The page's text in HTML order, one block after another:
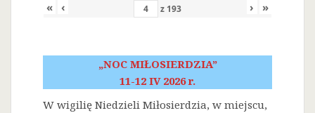
« ‹ z 193 › »
„NOC MIŁOSIERDZIA”
11-12 IV 2026 r.
W wigilię Niedzieli Miłosierdzia, w miejscu,